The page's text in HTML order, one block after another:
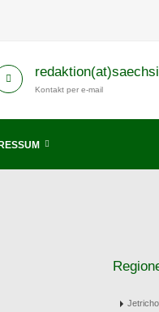
Kontakt per e-mail